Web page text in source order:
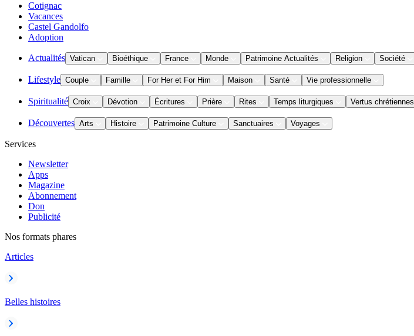
Cotignac
Vacances
Castel Gandolfo
Adoption
Actualités Vatican Bioéthique France Monde Patrimoine Actualités Religion Société
Lifestyle Couple Famille For Her et For Him Maison Santé Vie professionnelle
Spiritualité Croix Dévotion Écritures Prière Rites Temps liturgiques Vertus chrétiennes
Découvertes Arts Histoire Patrimoine Culture Sanctuaires Voyages
Services
Newsletter
Apps
Magazine
Abonnement
Don
Publicité
Nos formats phares
Articles
Belles histoires